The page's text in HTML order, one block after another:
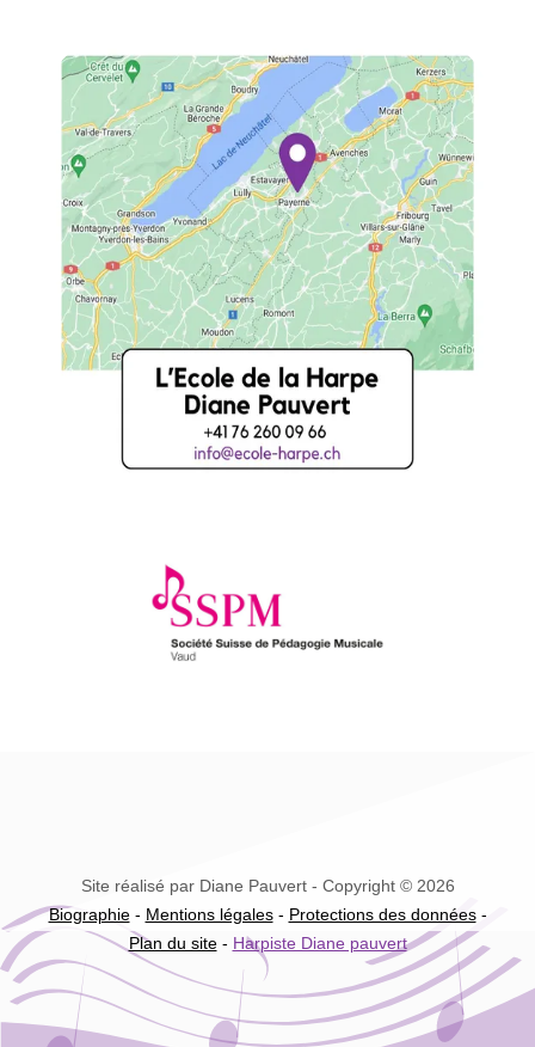
Site réalisé par Diane Pauvert - Copyright © 2026
Biographie- Mentions légales- Protections des données-
Plan du site- Harpiste Diane pauvert